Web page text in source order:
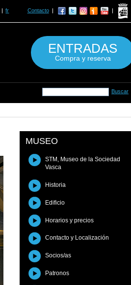
MUSEO
STM, Museo de la Sociedad
Vasca
Historia
Edificio
Horarios y precios
Contacto y Localización
Socios/as
Patronos
fr Contacto
ENTRADAS
Compra y reserva